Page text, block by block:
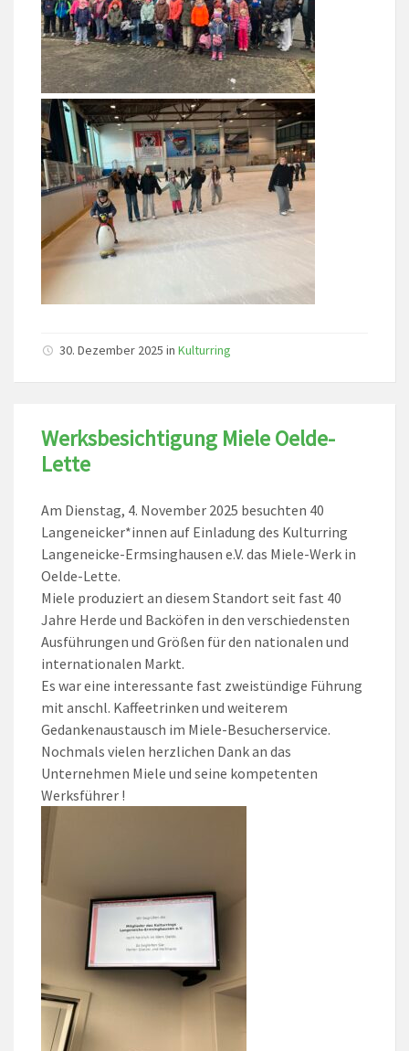
30. Dezember 2025 in Kulturring
Werksbesichtigung Miele Oelde-
Lette
Am Dienstag, 4. November 2025 besuchten 40
Langeneicker*innen auf Einladung des Kulturring
Langeneicke-Ermsinghausen e.V. das Miele-Werk in
Oelde-Lette.
Miele produziert an diesem Standort seit fast 40
Jahre Herde und Backöfen in den verschiedensten
Ausführungen und Größen für den nationalen und
internationalen Markt.
Es war eine interessante fast zweistündige Führung
mit anschl. Kaffeetrinken und weiterem
Gedankenaustausch im Miele-Besucherservice.
Nochmals vielen herzlichen Dank an das
Unternehmen Miele und seine kompetenten
Werksführer !